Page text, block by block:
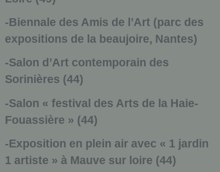
-Biennale des Amis de l’Art (parc des
expositions de la beaujoire, Nantes)
-Salon d’Art contemporain des
Sorinières (44)
-Salon « festival des Arts de la Haie-
Fouassière » (44)
-Exposition en plein air avec « 1 jardin
1 artiste » à Mauve sur loire (44)